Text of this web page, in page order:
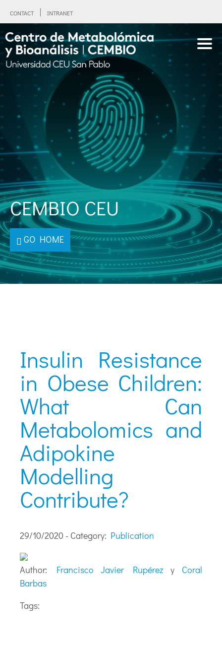
CONTACT INTRANET
CEMBIO CEU
GO HOME
Insulin Resistance
in Obese Children:
What Can
Metabolomics and
Adipokine
Modelling
Contribute?
29/10/2020 - Category: Publication
Author: Francisco Javier Rupérez y Coral
Barbas
Tags: